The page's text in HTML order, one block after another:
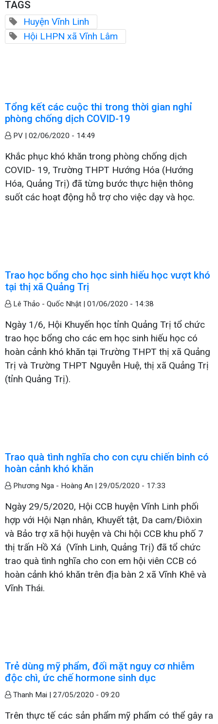
TAGS
Huyện Vĩnh Linh
Hội LHPN xã Vĩnh Lâm
Tổng kết các cuộc thi trong thời gian nghỉ
phòng chống dịch COVID-19
PV | 02/06/2020 - 14:49
Khắc phục khó khăn trong phòng chống dịch
COVID- 19, Trường THPT Hướng Hóa (Hướng
Hóa, Quảng Trị) đã từng bước thực hiện thông
suốt các hoạt động hỗ trợ cho việc dạy và học.
Trao học bổng cho học sinh hiếu học vượt khó
tại thị xã Quảng Trị
Lê Thảo - Quốc Nhật | 01/06/2020 - 14:38
Ngày 1/6, Hội Khuyến học tỉnh Quảng Trị tổ chức
trao học bổng cho các em học sinh hiếu học có
hoàn cảnh khó khăn tại Trường THPT thị xã Quảng
Trị và Trường THPT Nguyễn Huệ, thị xã Quảng Trị
(tỉnh Quảng Trị).
Trao quà tình nghĩa cho con cựu chiến binh có
hoàn cảnh khó khăn
Phương Nga - Hoàng An | 29/05/2020 - 17:33
Ngày 29/5/2020, Hội CCB huyện Vĩnh Linh phối
hợp với Hội Nạn nhân, Khuyết tật, Da cam/Điôxin
và Bảo trợ xã hội huyện và Chi hội CCB khu phố 7
thị trấn Hồ Xá (Vĩnh Linh, Quảng Trị) đã tổ chức
trao quà tình nghĩa cho con em hội viên CCB có
hoàn cảnh khó khăn trên địa bàn 2 xã Vĩnh Khê và
Vĩnh Thái.
Trẻ dùng mỹ phẩm, đối mặt nguy cơ nhiễm
độc chì, ức chế hormone sinh dục
Thanh Mai | 27/05/2020 - 09:20
Trên thực tế các sản phẩm mỹ phẩm có thể gây ra